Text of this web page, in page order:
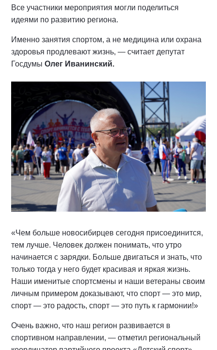
Все участники мероприятия могли поделиться
идеями по развитию региона.
Именно занятия спортом, а не медицина или охрана
здоровья продлевают жизнь, — считает депутат
Госдумы Олег Иванинский.
«Чем больше новосибирцев сегодня присоединится,
тем лучше. Человек должен понимать, что утро
начинается с зарядки. Больше двигаться и знать, что
только тогда у него будет красивая и яркая жизнь.
Наши именитые спортсмены и наши ветераны своим
личным примером доказывают, что спорт — это мир,
спорт — это радость, спорт — это путь к гармонии!»
Очень важно, что наш регион развивается в
спортивном направлении, — отметил региональный